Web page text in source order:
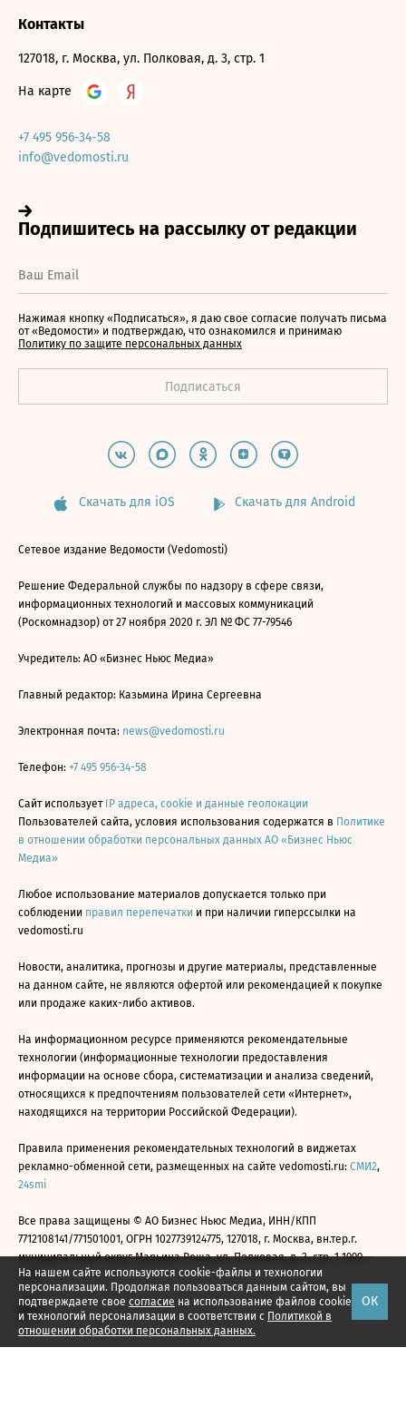
На нашем сайте используются cookie-файлы и технологии
персонализации. Продолжая пользоваться данным сайтом, вы
подтверждаете свое согласие на использование файлов cookie
и технологий персонализации в соответствии с Политикой в
отношении обработки персональных данных.
ОК
Контакты
127018, г. Москва, ул. Полковая, д. 3, стр. 1
На карте
+7 495 956-34-58
info@vedomosti.ru
Нажимая кнопку «Подписаться», я даю свое согласие получать письма
от «Ведомости» и подтверждаю, что ознакомился и принимаю
Политику по защите персональных данных
Скачать для iOS Скачать для Android
Сетевое издание Ведомости (Vedomosti)
Решение Федеральной службы по надзору в сфере связи,
информационных технологий и массовых коммуникаций
(Роскомнадзор) от 27 ноября 2020 г. ЭЛ № ФС 77-79546
Учредитель: АО «Бизнес Ньюс Медиа»
Главный редактор: Казьмина Ирина Сергеевна
Электронная почта: news@vedomosti.ru
Телефон: +7 495 956-34-58
Сайт использует IP адреса, cookie и данные геолокации
Пользователей сайта, условия использования содержатся в Политике
в отношении обработки персональных данных АО «Бизнес Ньюс
Медиа»
Любое использование материалов допускается только при
соблюдении правил перепечатки и при наличии гиперссылки на
vedomosti.ru
Новости, аналитика, прогнозы и другие материалы, представленные
на данном сайте, не являются офертой или рекомендацией к покупке
или продаже каких-либо активов.
На информационном ресурсе применяются рекомендательные
технологии (информационные технологии предоставления
информации на основе сбора, систематизации и анализа сведений,
относящихся к предпочтениям пользователей сети «Интернет»,
находящихся на территории Российской Федерации).
Правила применения рекомендательных технологий в виджетах
рекламно-обменной сети, размещенных на сайте vedomosti.ru: СМИ2,
24smi
Все права защищены © АО Бизнес Ньюс Медиа, ИНН/КПП
7712108141/771501001, ОГРН 1027739124775, 127018, г. Москва, вн.тер.г.
муниципальный округ Марьина Роща, ул. Полковая, д. 3, стр. 1 1999—
2026